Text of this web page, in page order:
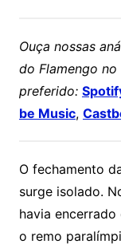
Ouça nossas
do Flamengo
preferido:
be Music,
O fechamento
surge isolado.
havia
o remo